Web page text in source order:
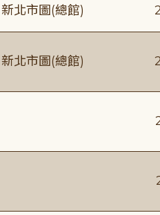
新北市圖(總館)
新北市圖(總館)